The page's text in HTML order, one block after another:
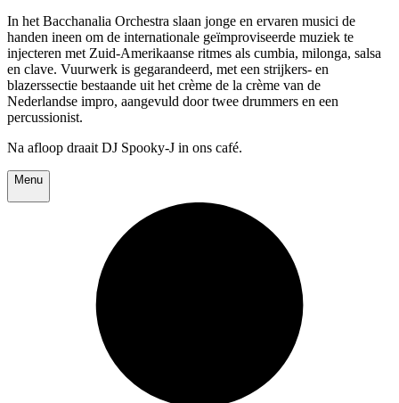
In het Bacchanalia Orchestra slaan jonge en ervaren musici de
handen ineen om de internationale geïmproviseerde muziek te
injecteren met Zuid-Amerikaanse ritmes als cumbia, milonga, salsa
en clave. Vuurwerk is gegarandeerd, met een strijkers- en
blazerssectie bestaande uit het crème de la crème van de
Nederlandse impro, aangevuld door twee drummers en een
percussionist.
Na afloop draait DJ Spooky-J in ons café.
Menu